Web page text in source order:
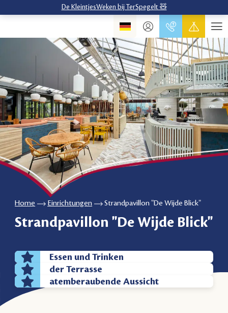
De KleintjesWeken bij TerSpegelt 🧸
Home Einrichtungen Strandpavillon "De Wijde Blick"
Strandpavillon "De Wijde Blick"
Essen und Trinken
der Terrasse
atemberaubende Aussicht